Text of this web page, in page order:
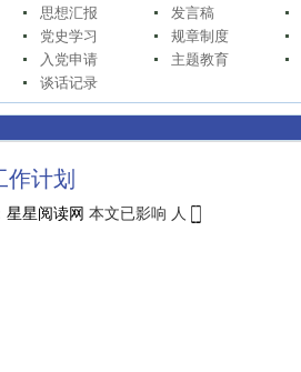
思想汇报 发言稿
党史学习 规章制度
入党申请 主题教育
谈话记录
作计划
星星阅读网 本文已影响 人